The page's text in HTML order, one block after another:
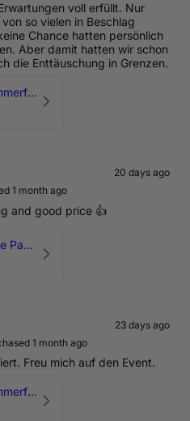
voll erfüllt. Nur
so vielen in Beschlag
Chance hatten persönlich
Aber damit hatten wir schon
die Enttäuschung in Grenzen.
HPerformance Sommerfest 2026
20 days ago
1 month ago
and good price 👍
DB15030XP - Brake Pads Xtreme Performance | Front Axle
23 days ago
1 month ago
Freu mich auf den Event.
HPerformance Sommerfest 2026